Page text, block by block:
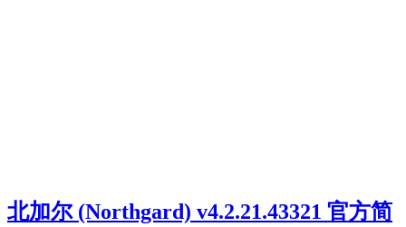
北加尔 (Northgard) v4.2.21.43321 官方简